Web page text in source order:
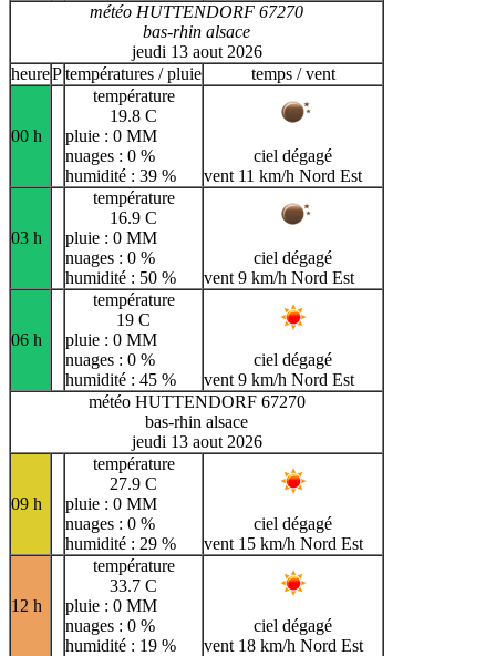
météo HUTTENDORF 67270
bas-rhin alsace
jeudi 13 aout 2026
heurePtempératures / pluie temps / vent
00 h
température
19.8 C
pluie : 0 MM
nuages : 0 %
humidité : 39 %
ciel dégagé
vent 11 km/h Nord Est
03 h
température
16.9 C
pluie : 0 MM
nuages : 0 %
humidité : 50 %
ciel dégagé
vent 9 km/h Nord Est
06 h
température
19 C
pluie : 0 MM
nuages : 0 %
humidité : 45 %
ciel dégagé
vent 9 km/h Nord Est
météo HUTTENDORF 67270
bas-rhin alsace
jeudi 13 aout 2026
09 h
température
27.9 C
pluie : 0 MM
nuages : 0 %
humidité : 29 %
ciel dégagé
vent 15 km/h Nord Est
12 h
température
33.7 C
pluie : 0 MM
nuages : 0 %
humidité : 19 %
ciel dégagé
vent 18 km/h Nord Est